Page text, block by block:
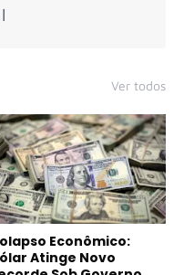
Ver todos
Econômico:
Atinge Novo